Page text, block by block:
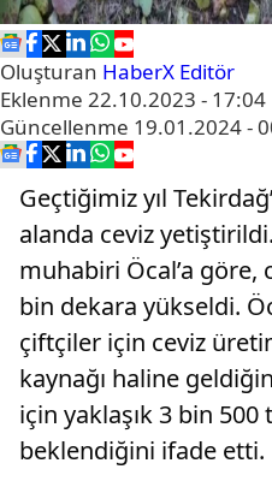
Oluşturan HaberX Editör
Eklenme 22.10.2023 - 17:04
Güncellenme 19.01.2024 -
Geçtiğimiz yıl
alanda ceviz
muhabiri Öcal’a göre,
bin dekara yükseldi.
çiftçiler için ceviz
kaynağı haline
için yaklaşık 3 bin
beklendiğini ifade etti.